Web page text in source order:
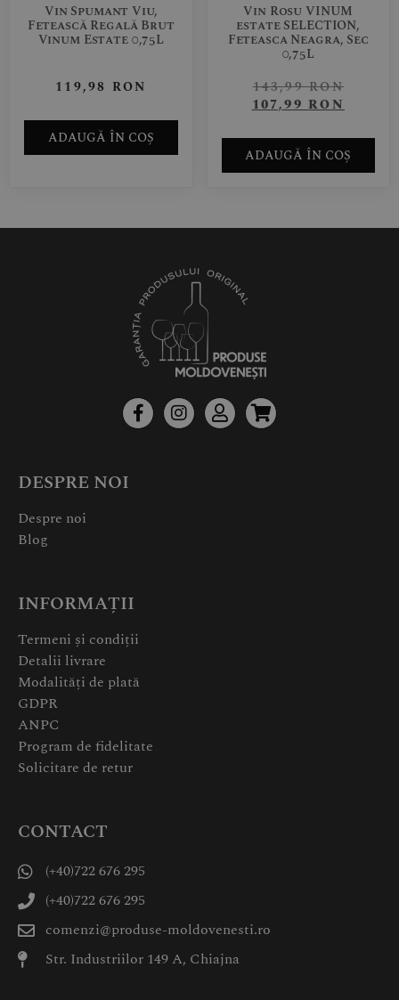
Vin Spumant Viu,
Fetească Regală Brut
Vinum Estate 0,75L
119,98 RON
ADAUGĂ ÎN COȘ
Vin Rosu VINUM
estate SELECTION,
Feteasca Neagra, Sec
0,75L
143,99RON
107,99RON
ADAUGĂ ÎN COȘ
DESPRE NOI
Despre noi
Blog
INFORMAȚII
Termeni și condiții
Detalii livrare
Modalități de plată
GDPR
ANPC
Program de fidelitate
Solicitare de retur
CONTACT
(+40)722 676 295
(+40)722 676 295
comenzi@produse-moldovenesti.ro
Str. Industriilor 149 A, Chiajna